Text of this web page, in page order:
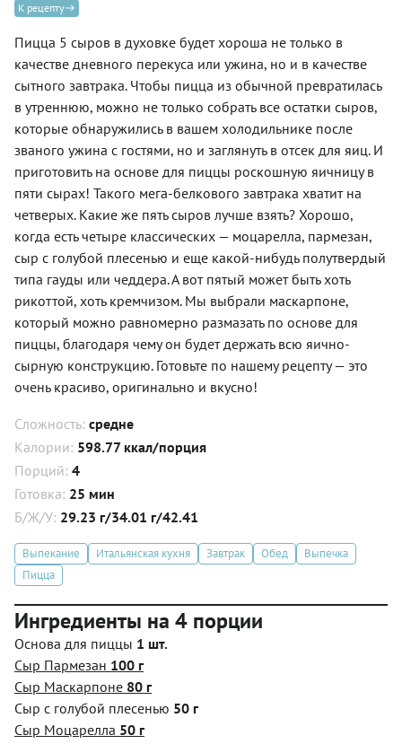
К рецепту
Пицца 5 сыров в духовке будет хороша не только в
качестве дневного перекуса или ужина, но и в качестве
сытного завтрака. Чтобы пицца из обычной превратилась
в утреннюю, можно не только собрать все остатки сыров,
которые обнаружились в вашем холодильнике после
званого ужина с гостями, но и заглянуть в отсек для яиц. И
приготовить на основе для пиццы роскошную яичницу в
пяти сырах! Такого мега-белкового завтрака хватит на
четверых. Какие же пять сыров лучше взять? Хорошо,
когда есть четыре классических — моцарелла, пармезан,
сыр с голубой плесенью и еще какой-нибудь полутвердый
типа гауды или чеддера. А вот пятый может быть хоть
рикоттой, хоть кремчизом. Мы выбрали маскарпоне,
который можно равномерно размазать по основе для
пиццы, благодаря чему он будет держать всю яично-
сырную конструкцию. Готовьте по нашему рецепту — это
очень красиво, оригинально и вкусно!
Сложность: средне
Калории: 598.77 ккал/порция
Порций: 4
Готовка: 25 мин
Б/Ж/У: 29.23 г/34.01 г/42.41
Выпекание Итальянская кухня Завтрак Обед
Выпечка
Пицца
Ингредиенты на 4 порции
Основа для пиццы 1 шт.
Сыр Пармезан 100 г
Сыр Маскарпоне 80 г
Сыр с голубой плесенью 50 г
Сыр Моцарелла 50 г